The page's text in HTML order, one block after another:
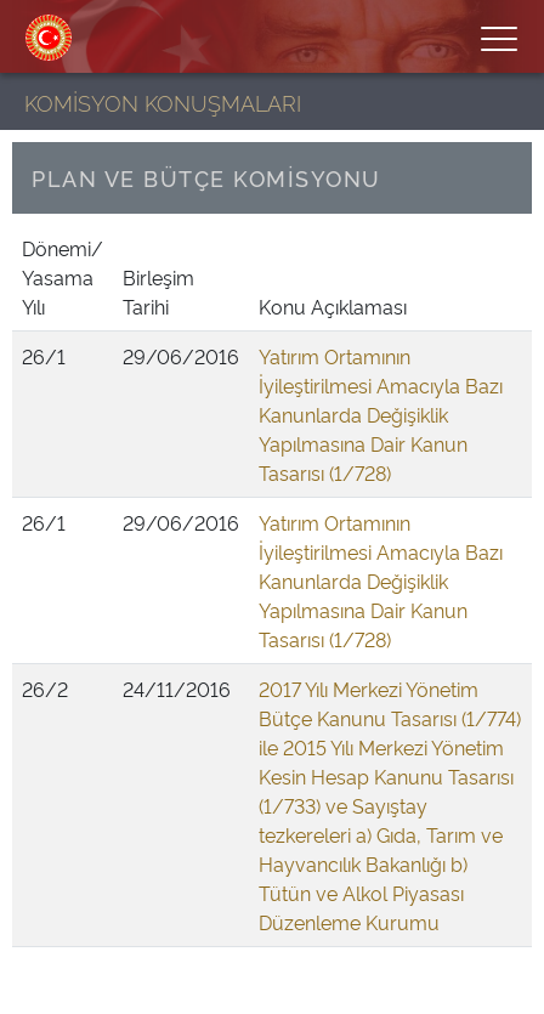
KOMİSYON KONUŞMALARI
PLAN VE BÜTÇE KOMİSYONU
Dönemi/
Yasama
Yılı
Birleşim
Tarihi
Konu Açıklaması
26/1
29/06/2016
Yatırım Ortamının
İyileştirilmesi Amacıyla Bazı
Kanunlarda Değişiklik
Yapılmasına Dair Kanun
Tasarısı (1/728)
26/1
29/06/2016
Yatırım Ortamının
İyileştirilmesi Amacıyla Bazı
Kanunlarda Değişiklik
Yapılmasına Dair Kanun
Tasarısı (1/728)
26/2
24/11/2016
2017 Yılı Merkezi Yönetim
Bütçe Kanunu Tasarısı (1/774)
ile 2015 Yılı Merkezi Yönetim
Kesin Hesap Kanunu Tasarısı
(1/733) ve Sayıştay
tezkereleri a) Gıda, Tarım ve
Hayvancılık Bakanlığı b)
Tütün ve Alkol Piyasası
Düzenleme Kurumu